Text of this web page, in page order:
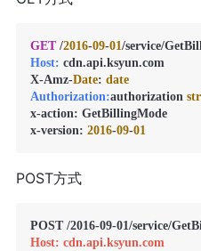
GET /2016-09-01 /service/
Host: cdn.api.ksyun.com
X-Amz-Date: date
Authorization:authorization
x-action: GetBillingMode
x-version: 2016-09-01
POST方式
Host: cdn.api.ksyun.com